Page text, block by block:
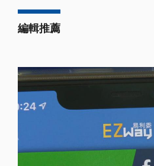
編輯推薦